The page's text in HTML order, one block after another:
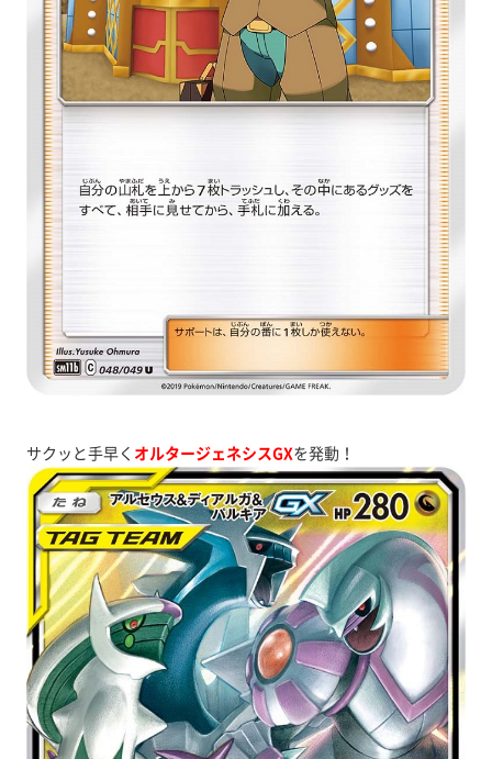
サクッと手早く オルタージェネシスGXを発動！